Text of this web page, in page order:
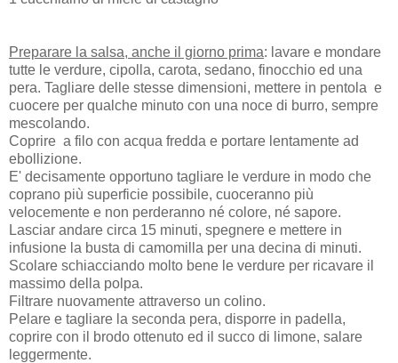
Preparare la salsa, anche il giorno prima: lavare e mondare
tutte le verdure, cipolla, carota, sedano, finocchio ed una
pera. Tagliare delle stesse dimensioni, mettere in pentola e
cuocere per qualche minuto con una noce di burro, sempre
mescolando.
Coprire a filo con acqua fredda e portare lentamente ad
ebollizione.
E' decisamente opportuno tagliare le verdure in modo che
coprano più superficie possibile, cuoceranno più
velocemente e non perderanno né colore, né sapore.
Lasciar andare circa 15 minuti, spegnere e mettere in
infusione la busta di camomilla per una decina di minuti.
Scolare schiacciando molto bene le verdure per ricavare il
massimo della polpa.
Filtrare nuovamente attraverso un colino.
Pelare e tagliare la seconda pera, disporre in padella,
coprire con il brodo ottenuto ed il succo di limone, salare
leggermente.